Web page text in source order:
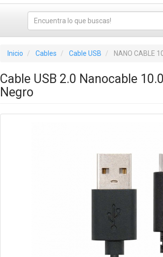
Inicio Cables Cable USB NANO CABLE
Cable USB 2.0 Nanocable
Negro